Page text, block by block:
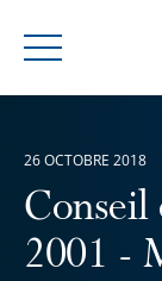
Menu
Conseil
2001 -
26 OCTOBRE 2018